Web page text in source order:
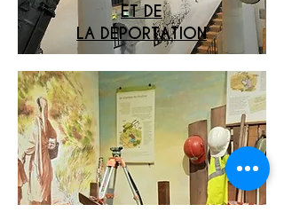
ET DE
LA DÉPORTATION